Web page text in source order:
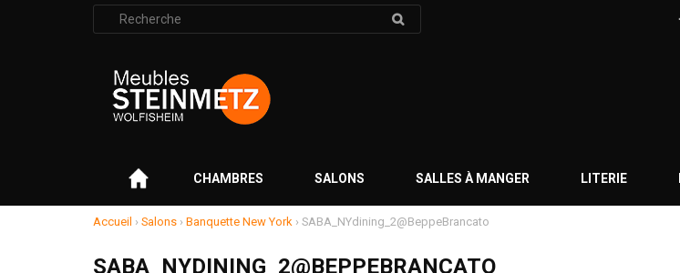
Rechercher
:
CHAMBRES SALONS SALLES À MANGER LITERIE
Accueil › Salons › Banquette New York › SABA_NYdining_2@BeppeBrancato
SABA_NYDINING_2@BEPPEBRANCATO